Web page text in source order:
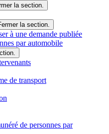
la section.
la section.
à une demande publiée
par automobile
de transport
de personnes par